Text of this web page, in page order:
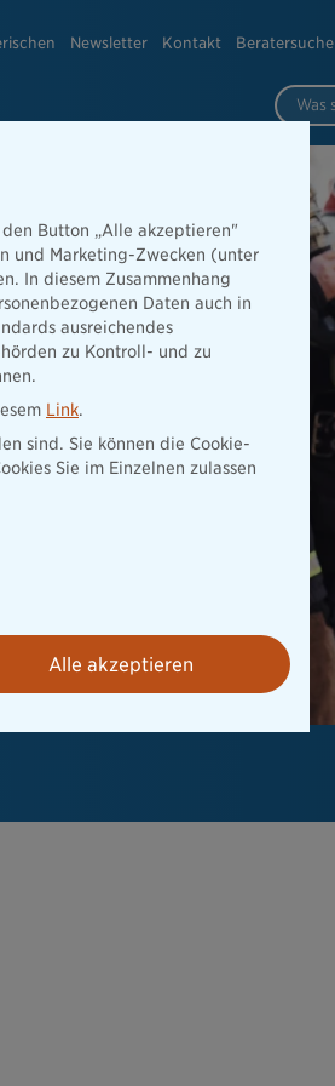
Newsletter Kontakt Beratersuche
Was
Button „Alle akzeptieren"
und Marketing-Zwecken (unter
In diesem Zusammenhang
Daten auch in
ausreichendes
zu Kontroll- und zu
Link.
sind. Sie können die Cookie-
Sie im Einzelnen zulassen
Alle akzeptieren